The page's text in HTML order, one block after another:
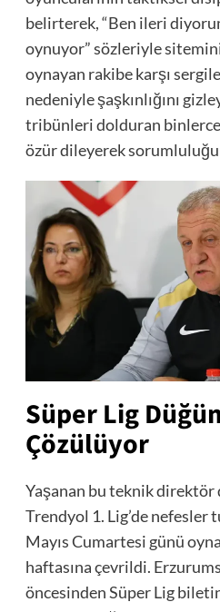
belirterek, “Ben ileri
oynuyor” sözleriyle
oynayan rakibe karşı
nedeniyle şaşkınlığını
tribünleri dolduran
özür dileyerek
Süper Lig
Çözülüyor
Yaşanan bu teknik
Trendyol 1. Lig’de nefesler
Mayıs Cumartesi günü
haftasına çevrildi.
öncesinden Süper Lig